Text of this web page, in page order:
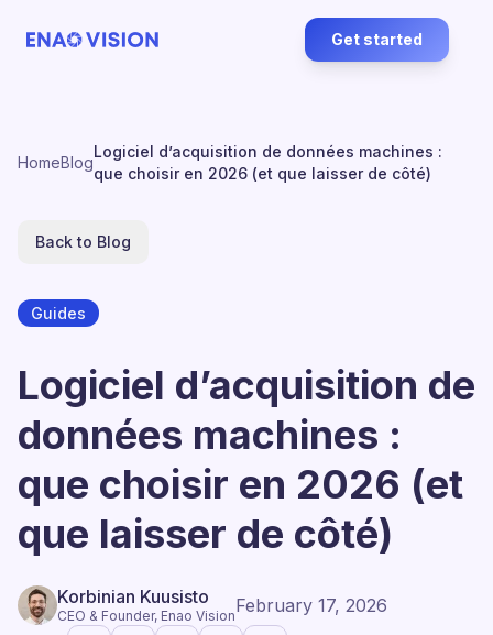
Get started
HomeBlog
Logiciel d’acquisition de données machines :
que choisir en 2026 (et que laisser de côté)
Back to Blog
Guides
Logiciel d’acquisition de
données machines :
que choisir en 2026 (et
que laisser de côté)
Korbinian Kuusisto
CEO & Founder, Enao VisionFebruary 17, 2026